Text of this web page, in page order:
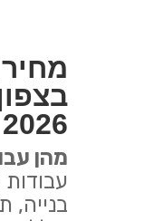
2026
מהן
בנייה,